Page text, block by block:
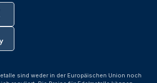
sind weder in der Europäischen Union noch